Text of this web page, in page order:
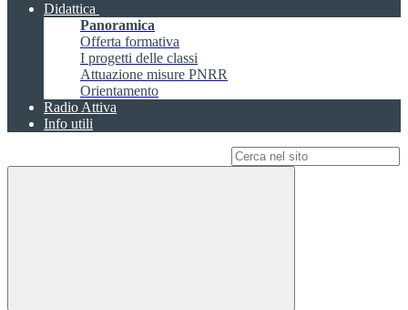
Didattica
Panoramica
Offerta formativa
I progetti delle classi
Attuazione misure PNRR
Orientamento
Radio Attiva
Info utili